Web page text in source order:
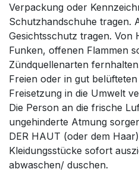
Verpackung oder
Schutzhandschuhe tragen.
Gesichtsschutz tragen. Von
Funken, offenen Flammen
Zündquellenarten
Freien oder in gut
Freisetzung in die Umwelt
Die Person an die frische
ungehinderte Atmung
DER HAUT (oder dem
Kleidungsstücke sofort
abwaschen/ duschen.